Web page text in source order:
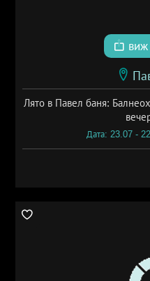
виж
Лято в Павел баня:
Дата: 23.07 -